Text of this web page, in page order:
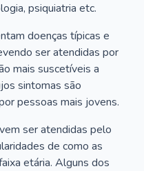
psiquiatria etc.
doenças típicas e
ser atendidas por
mais suscetíveis a
sintomas são
pessoas mais jovens.
ser atendidas pelo
de como as
etária. Alguns dos